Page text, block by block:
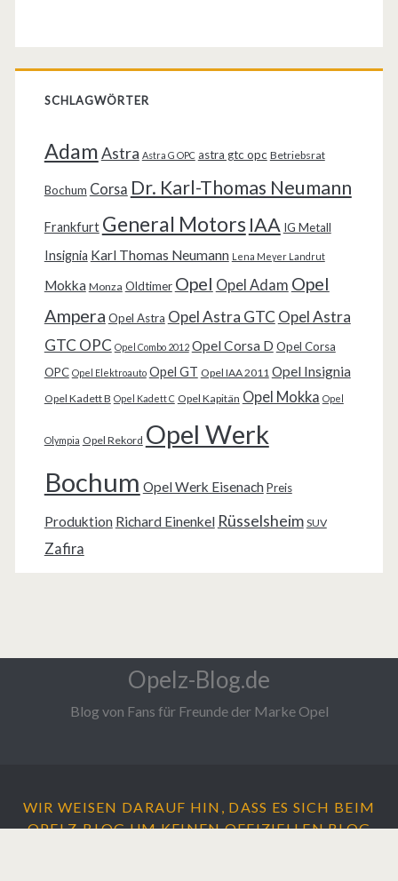
SCHLAGWÖRTER
AdamAstra Astra G OPC astra gtc opc Betriebsrat
Bochum Corsa Dr. Karl-Thomas Neumann
Frankfurt General Motors IAA IG Metall
Insignia Karl Thomas Neumann Lena Meyer Landrut
Mokka Monza Oldtimer Opel Opel Adam Opel
Ampera Opel Astra Opel Astra GTC Opel Astra
GTC OPC Opel Combo 2012 Opel Corsa D Opel Corsa
OPC Opel Elektroauto Opel GT Opel IAA 2011 Opel Insignia
Opel Kadett B Opel Kadett C Opel Kapitän Opel Mokka Opel
Olympia Opel Rekord Opel Werk
Bochum Opel Werk Eisenach Preis
Produktion Richard Einenkel Rüsselsheim SUV
Zafira
Opelz-Blog.de
Blog von Fans für Freunde der Marke Opel
WIR WEISEN DARAUF HIN, DASS ES SICH BEIM
OPELZ-BLOG UMKEINENOFFIZIELLEN BLOG